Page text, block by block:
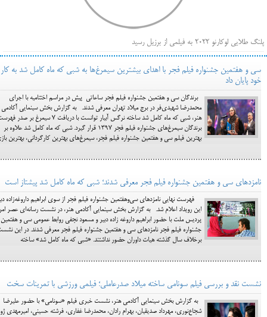
پلنگ طلایی لوکارنو ۲۰۲۲ به فیلمی از برزیل رسید
فهرست فیلم‌های بخش مسابقه جشنواره فیلم ونیز ۲۰۲۲ مشخص شد، سهم پررنگ ایرانی‌ها
بیرون راندن فیلم‌های منتسب به حامیان کرملین از جشنواره کن، راه برای مستقل‌ها باز است
سی و هفتمین جشنواره فیلم فجر با اهدای بیشترین سیمرغ‌ها به شبی که ماه کامل شد به کار
خود پایان داد
برندگان سی و هفتمین جشنواره فیلم فجر ساعاتی پیش در مراسم اختتامیه با اجرای
محمدرضا شهیدی‌فر در برج میلاد تهران معرفی شدند. به گزارش بخش سینمایی آکادمی
هنر، شبی که ماه کامل شد ساخته نرگس آبیار توانست با دریافت 7 سیمرغ بر صدر
برندگان سیمرغ‌های جشنواره فیلم فجر 1397 قرار گیرد. شبی که ماه کامل شد علاوه بر
بهترین فیلم سی و هفتمین جشنواره فیلم فجر، سیمرغ‌های بهترین کارگردانی، بهترین
نامزدهای سی و هفتمین جشنواره فیلم فجر معرفی شدند؛ شبی که ماه کامل شد پیشتاز است
فهرست نهایی نامزدهای سی‌وهفتمین جشنواره فیلم فجر از سوی ابراهیم داروغه‌زاده
این رویداد اعلام شد. به گزارش بخش سینمایی آکادمی هنر، در نشست رسانه‌ای عصر
پردیس ملت با حضور ابراهیم داروغه زاده دبیر و مسعود نجفی روابط عمومی سی و هفتمین
جشنواره فیلم فجر نامزدهای سی و هفتمین جشنواره فیلم فجر معرفی شدند. در این
برخلاف سال گذشته هیات داوران حضور نداشتند. «شبی که ماه کامل شد» ساخته
نشست نقد و بررسی فیلم سونامی ساخته میلاد صدرعاملی؛ فیلمی ورزشی با تمرینات سخت
به گزارش بخش سینمایی آکادمی هنر، نشست خبری فیلم «سونامی» با حضور علیرضا
شجاع‌نوری، مهرداد صدیقیان، بهرام رادان، محمدرضا غفاری، فرشته حسینی، امیرمهدی